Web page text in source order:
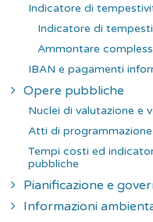
Indicatore di
Indicatore di
Ammontare
IBAN e pagamenti
Opere pubbliche
Nuclei di valutazione e
Atti di
Tempi costi ed
pubbliche
Pianificazione e
Informazioni